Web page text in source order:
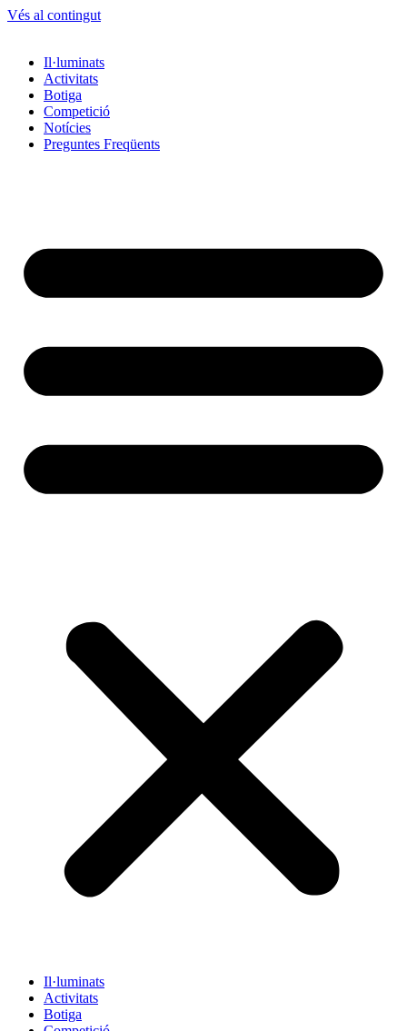
Vés al contingut
Il·luminats
Activitats
Botiga
Competició
Notícies
Preguntes Freqüents
Il·luminats
Activitats
Botiga